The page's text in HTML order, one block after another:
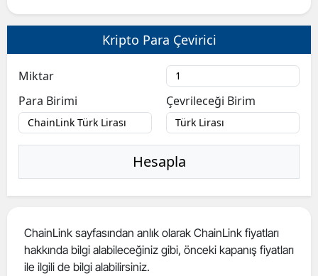
Kripto Para Çevirici
Miktar
Para Birimi
Çevrileceği Birim
Hesapla
ChainLink sayfasından anlık olarak ChainLink fiyatları
hakkında bilgi alabileceğiniz gibi, önceki kapanış fiyatları
ile ilgili de bilgi alabilirsiniz.